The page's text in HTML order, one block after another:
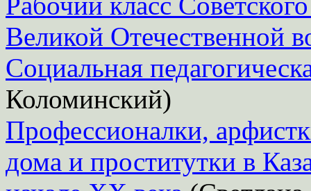
Великой Отечественной
Социальная
Коломинский)
Профессионалки,
дома и проститутки в